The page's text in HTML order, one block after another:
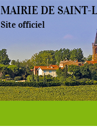
MAIRIE DE SAINT-
Site officiel